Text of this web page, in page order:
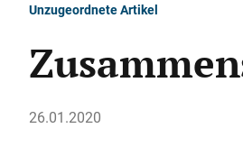
Unzugeordnete Artikel
26.01.2020